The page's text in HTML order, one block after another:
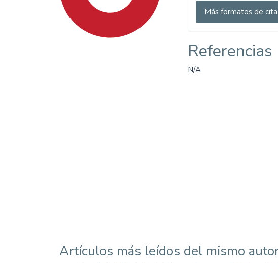
Más formatos de
Referencias
N/A
Artículos más leídos del mismo